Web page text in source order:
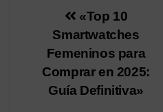
Navegación
de
entradas
«Top 10
Smartwatches
Femeninos para
Comprar en 2025:
Guía Definitiva»